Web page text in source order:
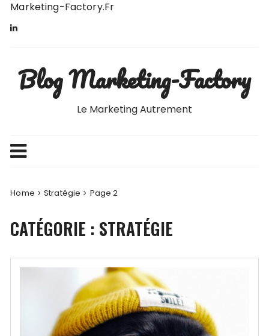
Skip
content
Marketing-Factory.fr
Blog Marketing-Factory
Le Marketing Autrement
Home Stratégie Page 2
CATÉGORIE : STRATÉGIE